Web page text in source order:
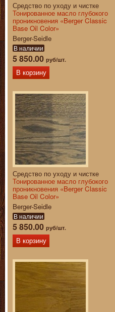
Средство по уходу и чистке
Тонированное масло глубокого
проникновения «Berger Classic
Base Oil Color»
Berger-Seidle
В наличии
5 850.00 руб/шт.
В корзину
Средство по уходу и чистке
Тонированное масло глубокого
проникновения «Berger Classic
Base Oil Color»
Berger-Seidle
В наличии
5 850.00 руб/шт.
В корзину